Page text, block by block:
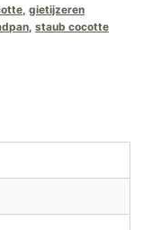
, gietijzeren
, staub cocotte